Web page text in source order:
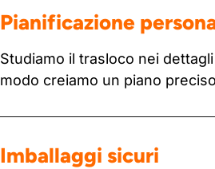
Pianificazione
Studiamo il trasloco nei
modo creiamo un piano
Imballaggi sicuri